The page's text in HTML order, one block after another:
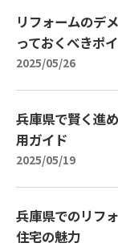
リフォームのデ
っておくべきポ
2025/05/26
兵庫県で賢く進
用ガイド
2025/05/19
兵庫県でのリフ
住宅の魅力